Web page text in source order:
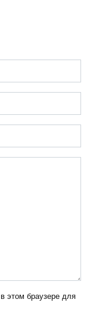
этом браузере для